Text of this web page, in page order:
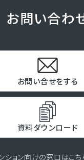
お問い合わ
お問い合せをする
資料ダウンロード
ション向けの窓口はこち